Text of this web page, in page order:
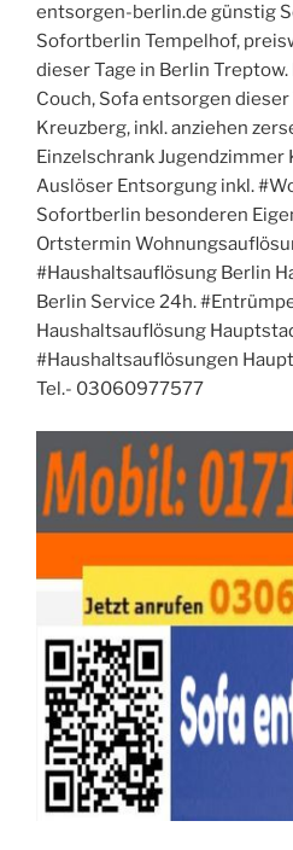
entsorgen-berlin.de günstig
Sofortberlin Tempelhof,
dieser Tage in Berlin
Couch, Sofa entsorgen
Kreuzberg, inkl. anziehen
Einzelschrank
Auslöser Entsorgung inkl.
Sofortberlin besonderen
Ortstermin
#Haushaltsauflösung Berlin
Berlin Service 24h.
Haushaltsauflösung
#Haushaltsauflösungen
Tel.- 03060977577